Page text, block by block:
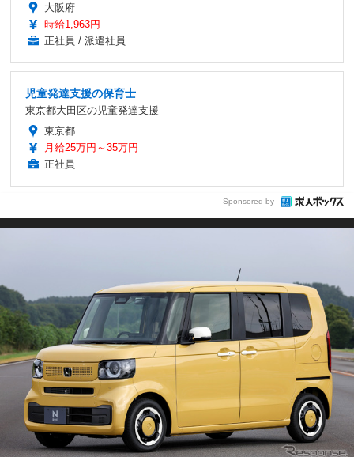
大阪府
時給1,963円
正社員 / 派遣社員
児童発達支援の保育士
東京都大田区の児童発達支援
東京都
月給25万円～35万円
正社員
Sponsored by